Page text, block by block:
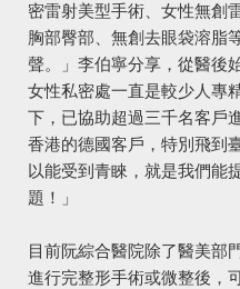
密雷射美型手術、女性無創
胸部臀部、無創去眼袋溶脂
聲。」李伯寧分享，從醫後
女性私密處一直是較少人專
下，已協助超過三千名客戶
香港的德國客戶，特別飛到
以能受到青睞，就是我們能
題！」
目前阮綜合醫院除了醫美部
進行完整形手術或微整後，